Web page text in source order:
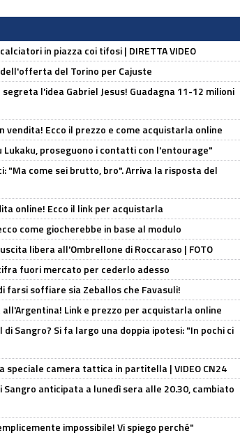
in piazza coi tifosi | DIRETTA VIDEO
del Torino per Cajuste
l'idea Gabriel Jesus! Guadagna 11-12 milioni
vendita! Ecco il prezzo e come acquistarla online
Lukaku, proseguono i contatti con l'entourage"
"Ma come sei brutto, bro". Arriva la risposta del
online! Ecco il link per acquistarla
come giocherebbe in base al modulo
libera all'Ombrellone di Roccaraso | FOTO
fuori mercato per cederlo adesso
farsi soffiare sia Zeballos che Favasuli!
Link e prezzo per acquistarla online
Sangro? Si fa largo una doppia ipotesi: "In pochi ci
speciale camera tattica in partitella | VIDEO CN24
anticipata a lunedì sera alle 20.30, cambiato
impossibile! Vi spiego perché"